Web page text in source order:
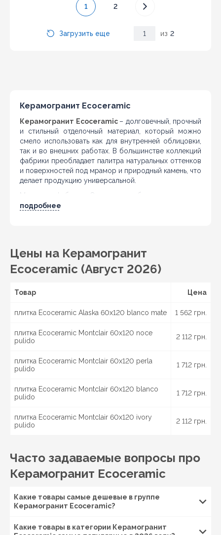
Загрузить еще
1 2
1 из 2
Керамогранит Ecoceramic
Керамогранит Ecoceramic – долговечный, прочный
и стильный отделочный материал, который можно
смело использовать как для внутренней облицовки,
так и во внешних работах. В большинстве коллекций
фабрики преобладает палитра натуральных оттенков
и поверхностей под мрамор и природный камень, что
делает продукцию универсальной.
Молодая фабрика Экокерамик была основана в
Испании в 2008 году. Помимо керамогранита
промежуток времени фабрика заявила о себе на
рынке как об ответственном производителе, изделия
которого функциональны и элегантны по дизайну.
сделало Ecoceramic одним из самых популярных
марок.
Особенности керамического гранита
Ecoceramic
материалом, изготавливаемым по методу
пресс-порошка и дальнейшим обжигом при высокой
температуре (порядка 1200—1300 °C). Особенные
позволяют применять его для фасадной облицовки и
для отделки внутри помещений. Отличает его
возможность разрушения под воздействием
высокой влажности и резких изменений температур.
Технология производства обеспечивает
минимальное водопоглощение, что делает его
устойчивость к влиянию химических средств;
сохранение насыщенности цвета и фактуры
подробнее
Цены на Керамогранит
Ecoceramic (Август 2026)
Товар Цена
плитка Ecoceramic Alaska 60x120 blanco mate 1 562 грн.
плитка Ecoceramic Montclair 60x120 noce
pulido
2 112 грн.
плитка Ecoceramic Montclair 60x120 perla
pulido
1 712 грн.
плитка Ecoceramic Montclair 60x120 blanco
pulido
1 712 грн.
плитка Ecoceramic Montclair 60x120 ivory
pulido
2 112 грн.
Часто задаваемые вопросы про
Керамогранит Ecoceramic
Какие товары самые дешевые в группе
Керамогранит Ecoceramic?
Какие товары в категории Керамогранит